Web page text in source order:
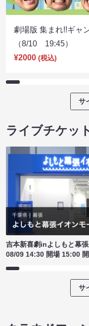
劇場版 集まれ!!ギャ
（8/10 19:45）
¥2000 (税込)
サ
ライブチケッ
吉本新喜劇inよしもと幕
08/09 14:30 開場 15:00
サ